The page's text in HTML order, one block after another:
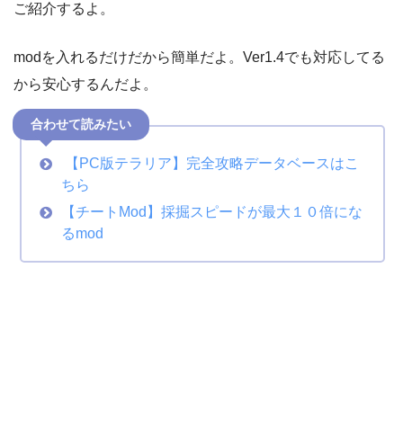
ご紹介するよ。
modを入れるだけだから簡単だよ。Ver1.4でも対応してる
から安心するんだよ。
合わせて読みたい
【PC版テラリア】完全攻略データベースはこ
ちら
【チートMod】採掘スピードが最大１０倍にな
るmod